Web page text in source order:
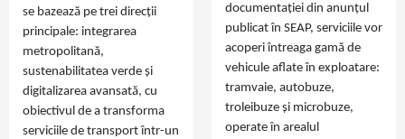
se bazează pe trei direcții
principale: integrarea
metropolitană,
sustenabilitatea verde și
digitalizarea avansată, cu
obiectivul de a transforma
serviciile de transport într-un
documentației din anunțul
publicat în SEAP, serviciile vor
acoperi întreaga gamă de
vehicule aflate în exploatare:
tramvaie, autobuze,
troleibuze și microbuze,
operate în arealul